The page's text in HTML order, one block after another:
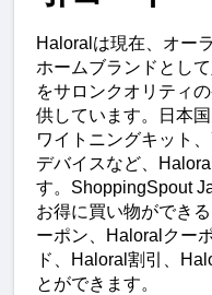
Haloralは現在、オー
ホームブランドとし
をサロンクオリティ
供しています。日本
ワイトニングキット
デバイスなど、
す。ShoppingSpout
お得に買い物ができ
ーポン、Haloralクー
ド、Haloral割引、
とができます。